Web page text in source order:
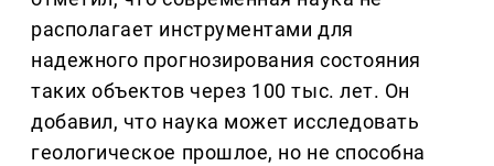
располагает инструментами для
надежного прогнозирования состояния
таких объектов через 100 тыс. лет. Он
добавил, что наука может исследовать
геологическое прошлое, но не способна